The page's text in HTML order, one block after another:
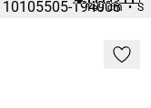
169 cm • S